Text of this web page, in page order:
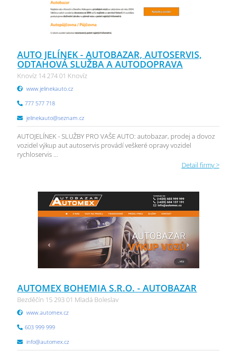
AUTO JELÍNEK - AUTOBAZAR, AUTOSERVIS,
ODTAHOVÁ SLUŽBA A AUTODOPRAVA
Knovíz 14 274 01 Knovíz
www.jelinekauto.cz
777 577 718
jelinekauto@seznam.cz
AUTOJELÍNEK - SLUŽBY PRO VAŠE AUTO: autobazar, prodej a dovoz
vozidel výkup aut autoservis provádí veškeré opravy vozidel
rychloservis ...
Detail firmy >
AUTOMEX BOHEMIA S.R.O. - AUTOBAZAR
Bezděčín 15 293 01 Mladá Boleslav
www.automex.cz
603 999 999
info@automex.cz